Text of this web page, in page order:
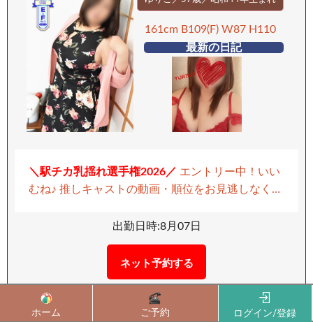
ホーム ご予約 ログイン/登録
ーーーーー 【移動手段：車】 ーーーーーーーー
161cm B109(F) W87 H110
最新の日記
＼駅チカ乳揺れ選手権2026／ エントリー中！いい
むね♪ 推しキャストの動画・順位をお見逃しなく！
エスト予約受付中！ 出勤時間外でも、お時間が合
直に応じてくれる 色気が溢れて止まらない、まさ
に“イイ女” 貴方様の欲望を叶える、ホスピタリテ
出勤日時:8月07日
ネット予約する
11：00 ～ 20：00 受付
11 12 16 19 20 21